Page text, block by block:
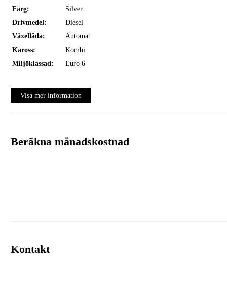
Beräkna månadskostnad
Färg:
Silver
Drivmedel:
Diesel
Växellåda:
Automat
Kaross:
Kombi
Miljöklassad:
Euro 6
Visa mer information
Kontakt